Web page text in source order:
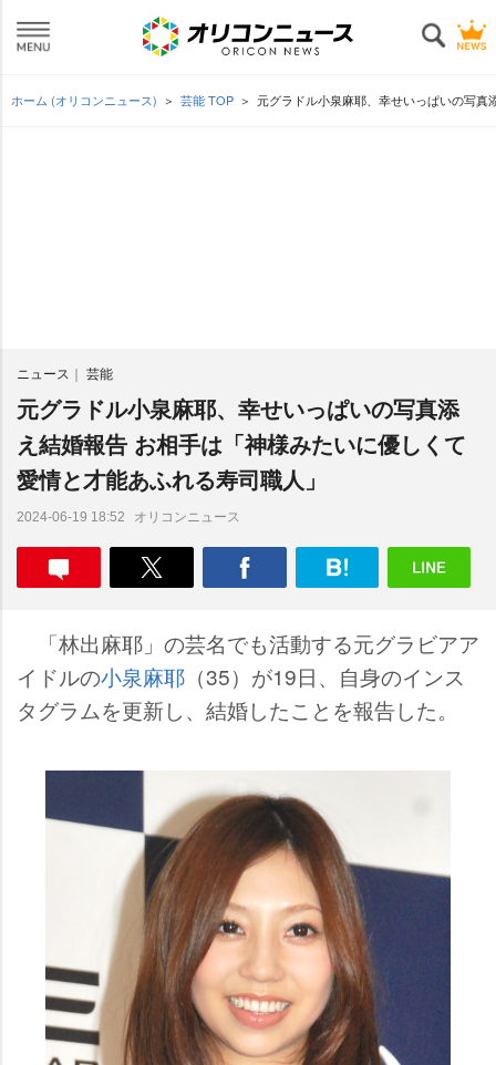
ホーム (オリコンニュース) 芸能 TOP 元グラドル小泉麻耶、幸せいっぱいの写
ニュース 芸能
元グラドル小泉麻耶、幸せいっぱいの写真添
え結婚報告 お相手は「神様みたいに優しくて
愛情と才能あふれる寿司職人」
2024-06-19 18:52 オリコンニュース
「林出麻耶」の芸名でも活動する元グラビアア
イドルの小泉麻耶 （35）が19日、自身のインス
タグラムを更新し、結婚したことを報告した。